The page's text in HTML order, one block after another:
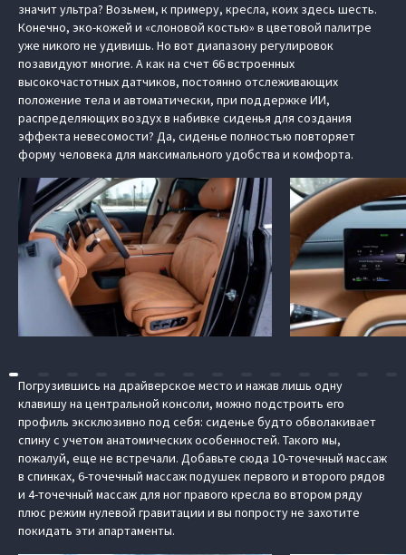
значит ультра? Возьмем, к примеру, кресла, коих здесь шесть.
Конечно, эко-кожей и «слоновой костью» в цветовой палитре
уже никого не удивишь. Но вот диапазону регулировок
позавидуют многие. А как на счет 66 встроенных
высокочастотных датчиков, постоянно отслеживающих
положение тела и автоматически, при поддержке ИИ,
распределяющих воздух в набивке сиденья для создания
эффекта невесомости? Да, сиденье полностью повторяет
форму человека для максимального удобства и комфорта.
Погрузившись на драйверское место и нажав лишь одну
клавишу на центральной консоли, можно подстроить его
профиль эксклюзивно под себя: сиденье будто обволакивает
спину с учетом анатомических особенностей. Такого мы,
пожалуй, еще не встречали. Добавьте сюда 10-точечный массаж
в спинках, 6-точечный массаж подушек первого и второго рядов
и 4-точечный массаж для ног правого кресла во втором ряду
плюс режим нулевой гравитации и вы попросту не захотите
покидать эти апартаменты.